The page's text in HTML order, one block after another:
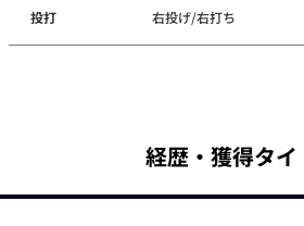
投打 右投げ/右打ち
経歴・獲得タイ